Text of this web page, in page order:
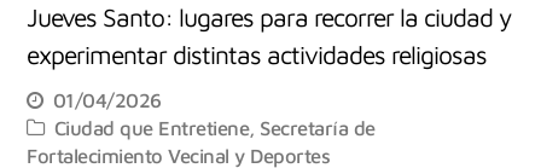
Jueves Santo: lugares para recorrer la ciudad y
experimentar distintas actividades religiosas
01/04/2026
Ciudad que Entretiene, Secretaría de
Fortalecimiento Vecinal y Deportes